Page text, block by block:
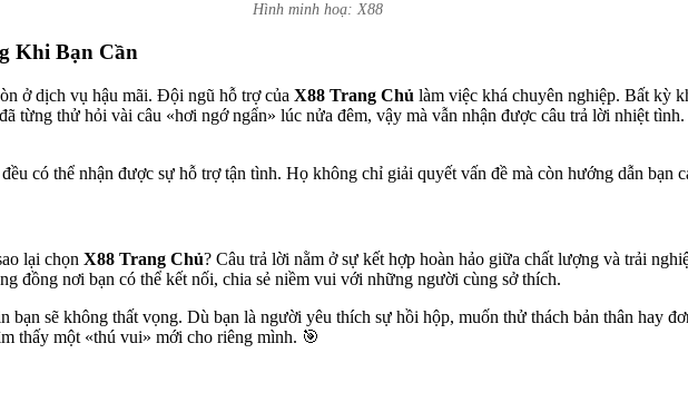
Hình minh hoạ: X88
Khi Bạn Cần
ở dịch vụ hậu mãi. Đội ngũ hỗ trợ của X88 Trang Chủ làm việc khá chuyên nghiệp. Bất kỳ
từng thử hỏi vài câu «hơi ngớ ngẩn» lúc nửa đêm, vậy mà vẫn nhận được câu trả lời nhiệt
có thể nhận được sự hỗ trợ tận tình. Họ không chỉ giải quyết vấn đề mà còn hướng dẫn bạn
lại chọn X88 Trang Chủ? Câu trả lời nằm ở sự kết hợp hoàn hảo giữa chất lượng và trải
đồng nơi bạn có thể kết nối, chia sẻ niềm vui với những người cùng sở thích.
bạn sẽ không thất vọng. Dù bạn là người yêu thích sự hồi hộp, muốn thử thách bản thân hay
thấy một «thú vui» mới cho riêng mình. 🎯